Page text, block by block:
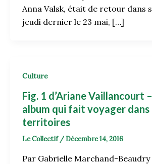
Anna Valsk, était de retour dans
jeudi dernier le 23 mai, […]
Culture
Fig. 1 d’Ariane Vaillancourt
album qui fait voyager dans
territoires
Le Collectif /Décembre 14, 2016
Par Gabrielle Marchand-Beaudry